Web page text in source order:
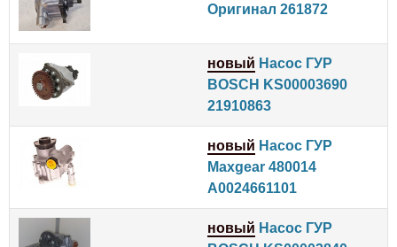
Оригинал 261872
новый Насос ГУР
BOSCH KS00003690
21910863
новый Насос ГУР
Maxgear 480014
A0024661101
новый Насос ГУР